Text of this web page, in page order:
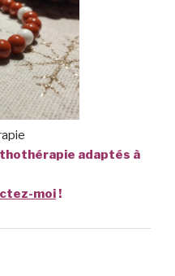
adaptés à
moi!